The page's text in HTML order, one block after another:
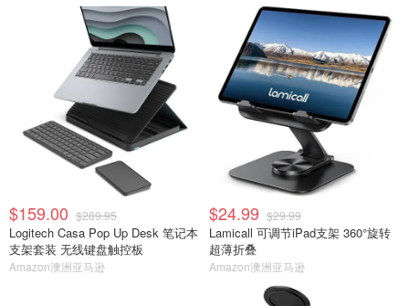
$159.00 $289.95
Logitech Casa Pop Up Desk 笔记本
支架套装 无线键盘触控板
Amazon澳洲亚马逊
$24.99 $29.99
Lamicall 可调节iPad支架 360°旋转
超薄折叠
Amazon澳洲亚马逊